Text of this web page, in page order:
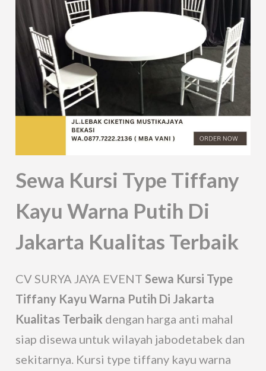
Sewa Kursi Type Tiffany
Kayu Warna Putih Di
Jakarta Kualitas Terbaik
CV SURYA JAYA EVENT Sewa Kursi Type
Tiffany Kayu Warna Putih Di Jakarta
Kualitas Terbaik dengan harga anti mahal
siap disewa untuk wilayah jabodetabek dan
sekitarnya. Kursi type tiffany kayu warna